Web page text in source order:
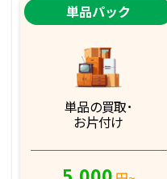
単品パック
単品の買取･
お片付け